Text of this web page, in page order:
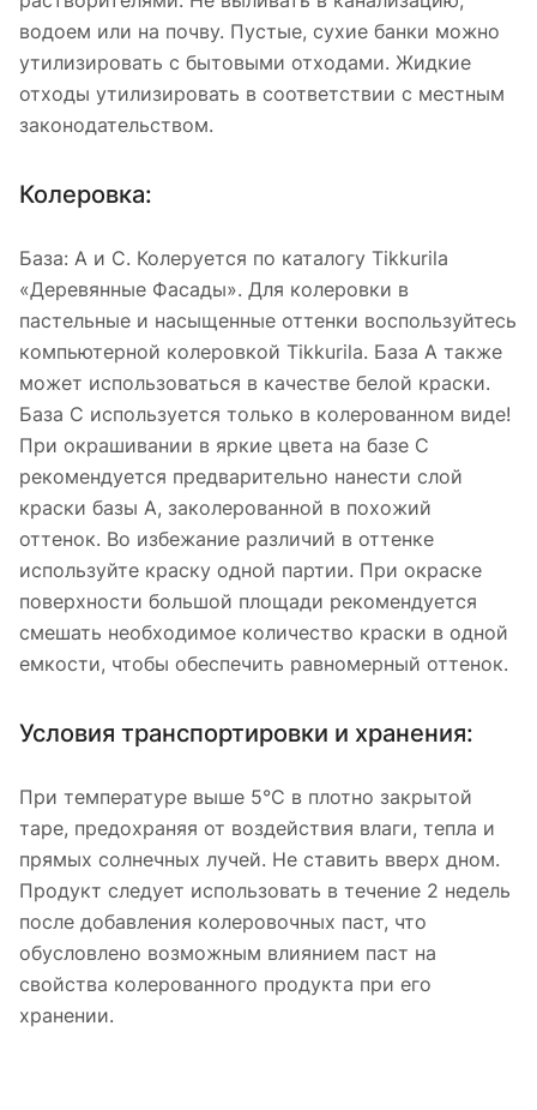
водоем или на почву. Пустые, сухие банки можно
утилизировать с бытовыми отходами. Жидкие
отходы утилизировать в соответствии с местным
законодательством.
Колеровка:
База: А и С. Колеруется по каталогу Tikkurila
«Деревянные Фасады». Для колеровки в
пастельные и насыщенные оттенки воспользуйтесь
компьютерной колеровкой Tikkurila. База А также
может использоваться в качестве белой краски.
База С используется только в колерованном виде!
При окрашивании в яркие цвета на базе С
рекомендуется предварительно нанести слой
краски базы А, заколерованной в похожий
оттенок. Во избежание различий в оттенке
используйте краску одной партии. При окраске
поверхности большой площади рекомендуется
смешать необходимое количество краски в одной
емкости, чтобы обеспечить равномерный оттенок.
Условия транспортировки и хранения:
При температуре выше 5°С в плотно закрытой
таре, предохраняя от воздействия влаги, тепла и
прямых солнечных лучей. Не ставить вверх дном.
Продукт следует использовать в течение 2 недель
после добавления колеровочных паст, что
обусловлено возможным влиянием паст на
свойства колерованного продукта при его
хранении.